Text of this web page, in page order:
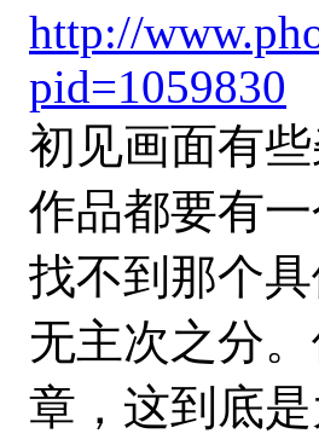
http://
pid=1059830
初见画面有
作品都要有
找不到那个
无主次之分
章，这到底